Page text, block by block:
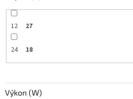
12 27
24 18
Výkon (W)